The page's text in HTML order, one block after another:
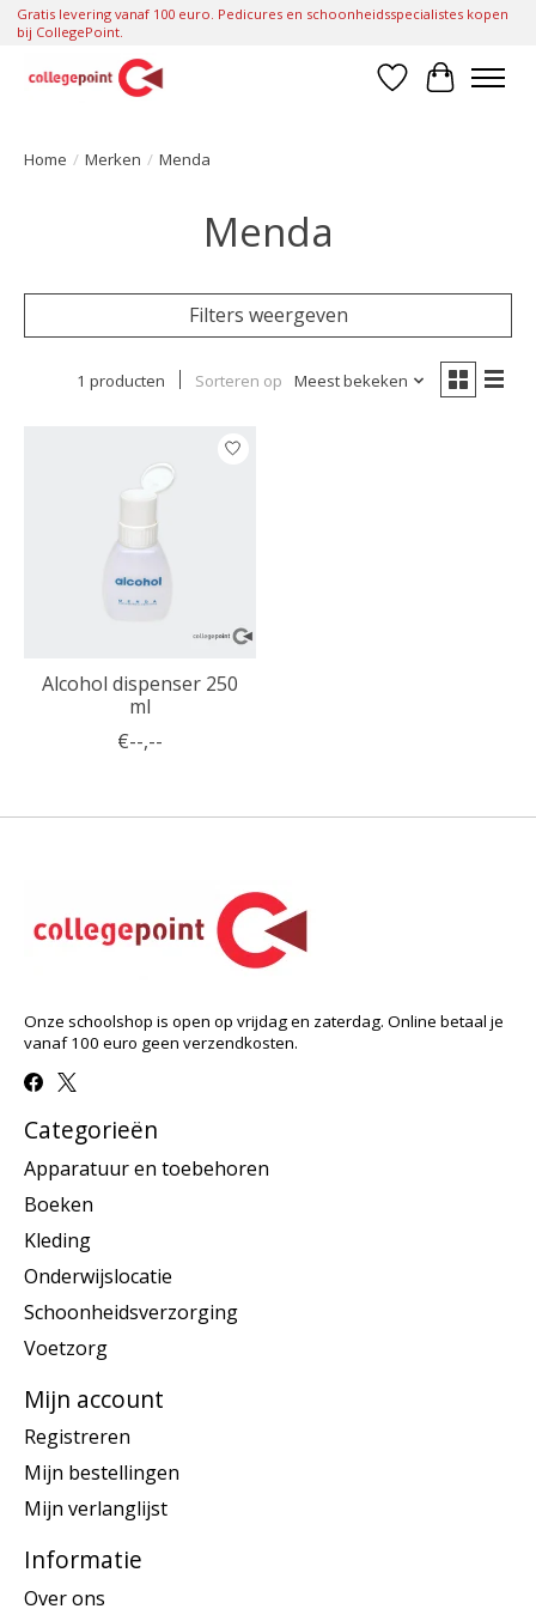
Gratis levering vanaf 100 euro. Pedicures en schoonheidsspecialistes kopen
bij CollegePoint.
Verlanglijst
Home / Merken / Menda
Menda
Filters weergeven
1 producten Sorteren op Meest bekeken
Alcohol dispenser 250
ml
€--,--
Onze schoolshop is open op vrijdag en zaterdag. Online betaal je
vanaf 100 euro geen verzendkosten.
Categorieën
Apparatuur en toebehoren
Boeken
Kleding
Onderwijslocatie
Schoonheidsverzorging
Voetzorg
Mijn account
Registreren
Mijn bestellingen
Mijn verlanglijst
Informatie
Over ons